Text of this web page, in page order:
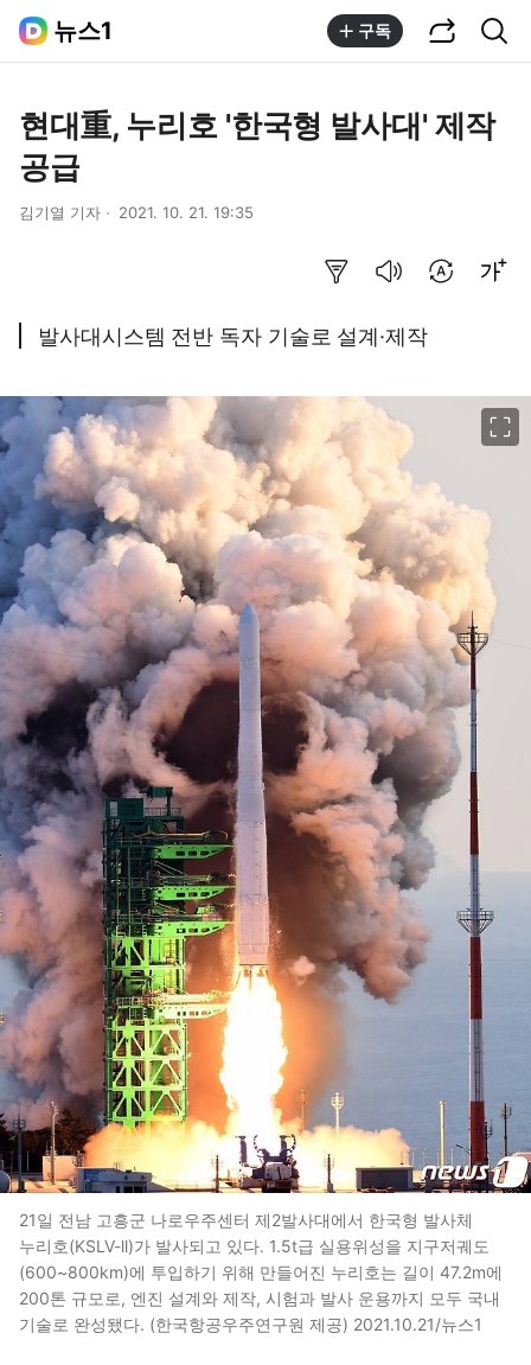
뉴스1 구독
현대重, 누리호 '한국형 발사대' 제작
공급
김기열 기자 2021. 10. 21. 19:35
발사대시스템 전반 독자 기술로 설계·제작
21일 전남 고흥군 나로우주센터 제2발사대에서 한국형 발사체
누리호(KSLV-ll)가 발사되고 있다. 1.5t급 실용위성을 지구저궤도
(600~800km)에 투입하기 위해 만들어진 누리호는 길이 47.2m에
200톤 규모로, 엔진 설계와 제작, 시험과 발사 운용까지 모두 국내
기술로 완성됐다. (한국항공우주연구원 제공) 2021.10.21/뉴스1